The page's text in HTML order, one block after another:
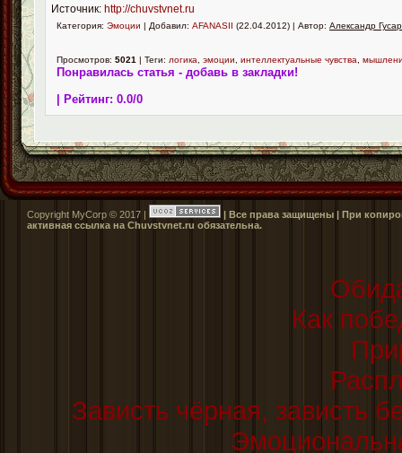
Источник: http://chuvstvnet.ru
Категория: Эмоции | Добавил: AFANASII (22.04.2012) | Автор: Александр
Просмотров: 5021 | Теги: логика эмоции интеллектуальные чувства
Понравилась статья - добавь в закладки!
| Рейтинг: 0.0/0
Copyright MyCorp © 2017 |
| Все права защищены | При
активная ссылка на Сhuvstvnet.ru обязательна.
Как
Зависть чёрная, зависть